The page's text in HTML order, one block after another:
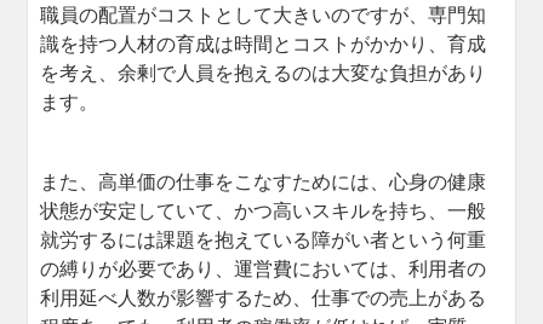
職員の配置がコストとして大きいのですが、専門知
識を持つ人材の育成は時間とコストがかかり、育成
を考え、余剰で人員を抱えるのは大変な負担があり
ます。
また、高単価の仕事をこなすためには、心身の健康
状態が安定していて、かつ高いスキルを持ち、一般
就労するには課題を抱えている障がい者という何重
の縛りが必要であり、運営費においては、利用者の
利用延べ人数が影響するため、仕事での売上がある